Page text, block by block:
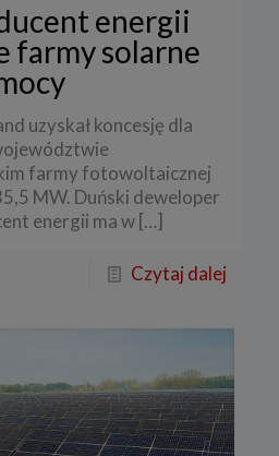
energii
farmy solarne
uzyskał koncesję dla
farmy fotowoltaicznej
MW. Duński deweloper
energii ma w[…]
Czytaj dalej